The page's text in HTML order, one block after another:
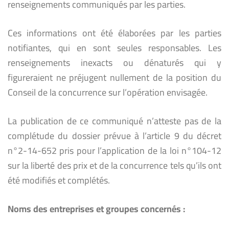
renseignements communiqués par les parties.
Ces informations ont été élaborées par les parties
notifiantes, qui en sont seules responsables. Les
renseignements inexacts ou dénaturés qui y
figureraient ne préjugent nullement de la position du
Conseil de la concurrence sur l’opération envisagée.
La publication de ce communiqué n’atteste pas de la
complétude du dossier prévue à l’article 9 du décret
n°2-14-652 pris pour l’application de la loi n°104-12
sur la liberté des prix et de la concurrence tels qu’ils ont
été modifiés et complétés.
Noms des entreprises et groupes concernés :